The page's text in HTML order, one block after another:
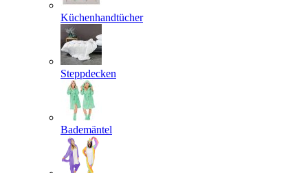
Küchenhandtücher
Steppdecken
Bademäntel